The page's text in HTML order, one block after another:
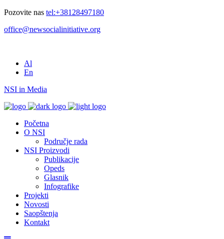
Pozovite nas tel:+38128497180
office@newsocialinitiative.org
Al
En
NSI in Media
Početna
O NSI
Područje rada
NSI Proizvodi
Publikacije
Opeds
Glasnik
Infografike
Projekti
Novosti
Saopštenja
Kontakt